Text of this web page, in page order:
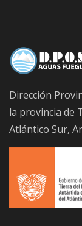
Dirección
la provincia de
Atlántico Sur,